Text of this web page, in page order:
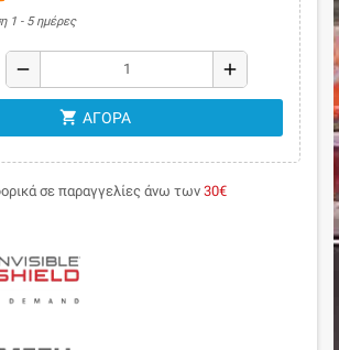
1 - 5 ημέρες
remove add
shopping_cart ΑΓΟΡΆ
σε παραγγελίες άνω των 30€